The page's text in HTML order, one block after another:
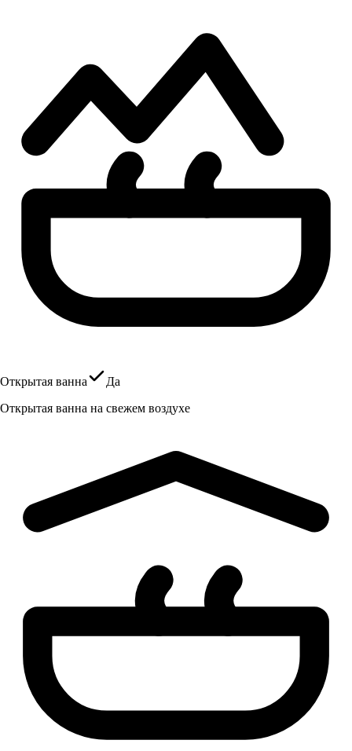
Открытая ванна
Да
Открытая ванна на свежем воздухе